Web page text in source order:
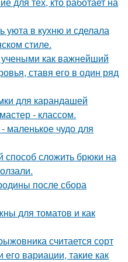
в кухню и сделала
стиле.
как важнейший
ставя его в один ряд
для карандашей
- классом.
маленькое чудо для
сложить брюки на
после сбора
для томатов и как
считается сорт
вариации, такие как